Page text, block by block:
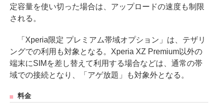
定容量を使い切った場合は、アップロードの速度も制限
される。
「Xperia限定 プレミアム帯域オプション」は、テザリ
ングでの利用も対象となる。Xperia XZ Premium以外の
端末にSIMを差し替えて利用する場合などは、通常の帯
域での接続となり、「アゲ放題」も対象外となる。
料金